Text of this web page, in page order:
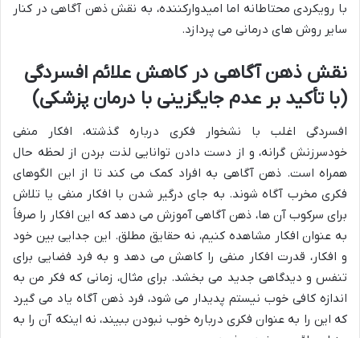
با رویکردی محتاطانه اما امیدوارکننده، به نقش ذهن آگاهی در کنار
سایر روش های درمانی می پردازد.
نقش ذهن آگاهی در کاهش علائم افسردگی
(با تأکید بر عدم جایگزینی با درمان پزشکی)
افسردگی اغلب با نشخوار فکری درباره گذشته، افکار منفی
خودسرزنش گرانه، و از دست دادن توانایی لذت بردن از لحظه حال
همراه است. ذهن آگاهی به افراد کمک می کند تا از این الگوهای
فکری مخرب آگاه شوند. به جای درگیر شدن با افکار منفی یا تلاش
برای سرکوب آن ها، ذهن آگاهی آموزش می دهد که این افکار را صرفاً
به عنوان افکار مشاهده کنیم، نه حقایق مطلق. این جدایی بین خود
و افکار، قدرت افکار منفی را کاهش می دهد و به فرد فضایی برای
تنفس و دیدگاهی جدید می بخشد. برای مثال، زمانی که فکر من به
اندازه کافی خوب نیستم پدیدار می شود، فرد ذهن آگاه یاد می گیرد
که این را به عنوان فکری درباره خوب نبودن ببیند، نه اینکه آن را به